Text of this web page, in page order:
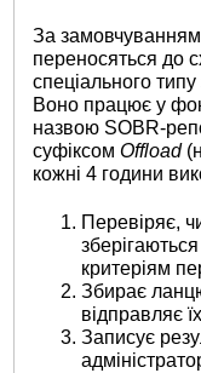
За
переносяться до
спеціального
Воно працює у
назвою SOBR-
суфіксомOffload
кожні 4 години
Перевіряє,
критеріям
Збирає
відправляє
Записує